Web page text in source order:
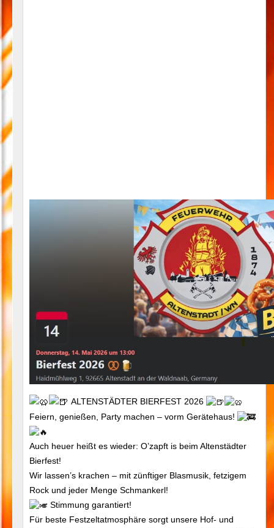
ALTENSTÄDTER BIERFEST 2026
Feiern, genießen, Party machen – vorm Gerätehaus!
Auch heuer heißt es wieder: O’zapft is beim Altenstädter
Bierfest!
Wir lassen’s krachen – mit zünftiger Blasmusik, fetzigem
Rock und jeder Menge Schmankerl!
Stimmung garantiert!
Für beste Festzeltatmosphäre sorgt unsere Hof- und